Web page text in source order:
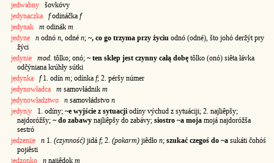
jedwabny šovkóvy
jedynaczka
fodináčka f
jedynak
m odinák m
jedyne
n odnó n , odné n; ~, co go trzyma przy życiu odnó (odné), što johó deržýt pry
žýci
jedynie
mod. tôlko; onó; ~ ten sklep jest czynny całą dobę tôlko (onó) siêta łávka
odčýniana krúhły sútki
jedynka
f1. odín m; odínka f; 2. péršy númer
jedynowładca
m samovłádnik m
jedynowładztwo
n samovłádstvo n
jedyn|y 1. odíny; ~e wyjście z sytuacji odíny výchud z sytuáciji; 2. najliêpšy;
najdoróžšy; ~ do zabawy najliêpšy do zabávy; siostro ~a moja mojá najdoróžša
sestró
jedzeni|e
n 1. (czynność) jidá f; 2. (pokarm) jiêdło n; szukać czegoś do ~a sukáti čohóś
pojiêsti
jedzonko
n najiêdok m